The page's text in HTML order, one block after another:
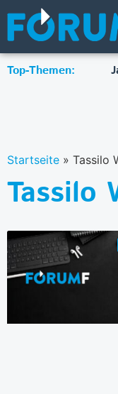
Top-Themen:
Startseite » Tassilo
Tassilo